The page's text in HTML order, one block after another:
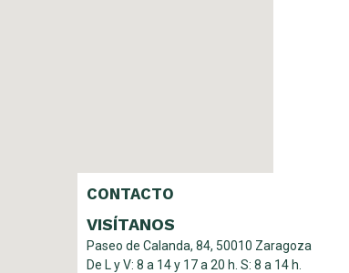
CONTACTO
VISÍTANOS
Paseo de Calanda, 84, 50010 Zaragoza
De L y V: 8 a 14 y 17 a 20 h. S: 8 a 14 h.